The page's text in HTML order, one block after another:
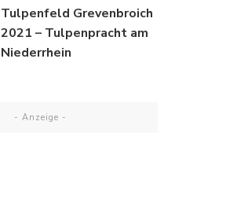
Tulpenfeld Grevenbroich
2021 – Tulpenpracht am
Niederrhein
- Anzeige -